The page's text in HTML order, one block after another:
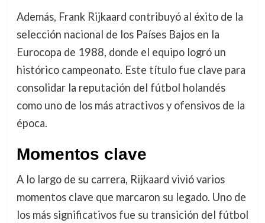
Además, Frank Rijkaard contribuyó al éxito de la
selección nacional de los Países Bajos en la
Eurocopa de 1988, donde el equipo logró un
histórico campeonato. Este título fue clave para
consolidar la reputación del fútbol holandés
como uno de los más atractivos y ofensivos de la
época.
Momentos clave
A lo largo de su carrera, Rijkaard vivió varios
momentos clave que marcaron su legado. Uno de
los más significativos fue su transición del fútbol